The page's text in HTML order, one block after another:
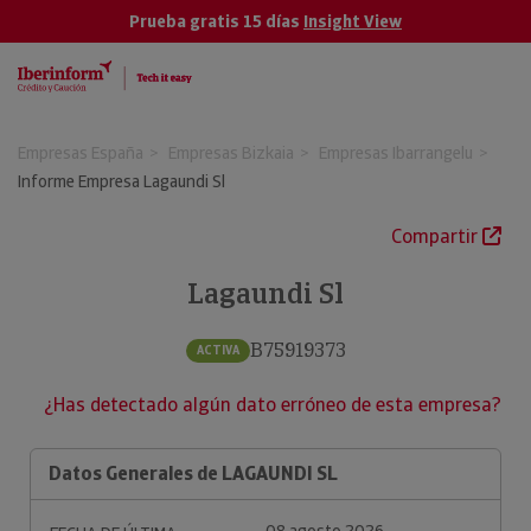
Prueba gratis 15 días Insight View
Empresas España Empresas Bizkaia
Empresas Ibarrangelu
Informe Empresa Lagaundi Sl
Compartir
Lagaundi Sl
ACTIVA B75919373
¿Has detectado algún dato erróneo de esta empresa?
Datos Generales de LAGAUNDI SL